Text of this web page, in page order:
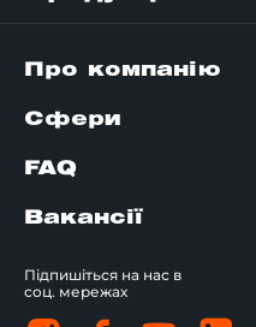
Про компанію
Сфери
FAQ
Вакансії
Підпишіться на нас в
соц. мережах